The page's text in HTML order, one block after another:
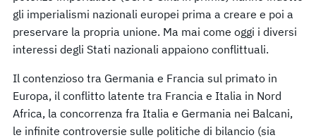
gli imperialismi nazionali europei prima a creare e poi a
preservare la propria unione. Ma mai come oggi i diversi
interessi degli Stati nazionali appaiono conflittuali.
Il contenzioso tra Germania e Francia sul primato in
Europa, il conflitto latente tra Francia e Italia in Nord
Africa, la concorrenza fra Italia e Germania nei Balcani,
le infinite controversie sulle politiche di bilancio (sia